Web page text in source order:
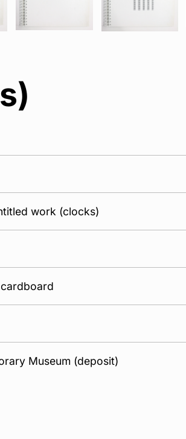
work (clocks)
Museum (deposit)